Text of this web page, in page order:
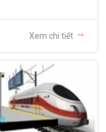
Xem chi tiết